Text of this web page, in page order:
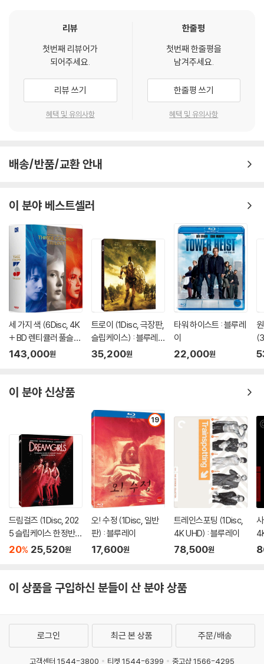
리뷰
첫번째 리뷰어가
되어주세요.
리뷰 쓰기
혜택 및 유의사항
한줄평
첫번째 한줄평을
남겨주세요.
한줄평 쓰기
혜택 및 유의사항
배송/반품/교환 안내
이 분야 베스트셀러
세 가지 색 (6Disc, 4K
+ BD 렌티큘러 풀슬립
트릴로지 박스 한정판)
143,000원
트로이 (1Disc, 극장판,
슬립케이스) : 블루레
이
35,200원
타워 하이스트 : 블루레
이
22,000원
이 분야 신상품
드림걸즈 (1Disc, 202
5 슬립케이스 한정반 B
D) : 블루레이
20% 25,520원
19
오! 수정 (1Disc, 일반
판) : 블루레이
17,600원
트레인스포팅 (1Disc,
4K UHD) : 블루레이
78,500원
이 상품을 구입하신 분들이 산 분야 상품
로그인 최근 본 상품 주문/배송
고객센터 1544-3800 티켓 1544-6399 중고샵 1566-4295